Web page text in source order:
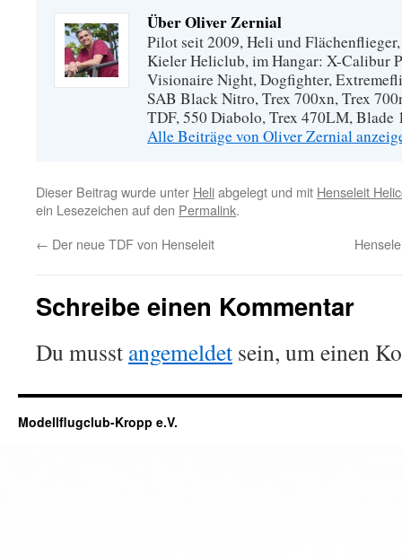
Über Oliver Zernial
Pilot seit 2009, Heli und
Kieler Heliclub, im Hangar: X-Calibur
Visionaire Night, Dogfighter,
SAB Black Nitro, Trex 700xn, Trex
TDF, 550 Diabolo, Trex 470LM,
Alle Beiträge von Oliver Zernial
Dieser Beitrag wurde unter Heliabgelegt und mit Henseleit
ein Lesezeichen auf den Permalink.
← Der neue TDF von Henseleit
Schreibe einen Kommentar
Du musst angemeldet sein, um einen
Modellflugclub-Kropp e.V.